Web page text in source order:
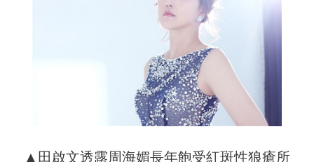
▲田啟文透露周海媚長年飽受紅斑性狼瘡所